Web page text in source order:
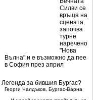
Силви се
връща на
сцената,
започва
турне
наречено
"Нова
Вълна" и е възможно да пее
в София през април
Легенда за бившия Бургас?
Георги Чалдъков, Бургас-Варна